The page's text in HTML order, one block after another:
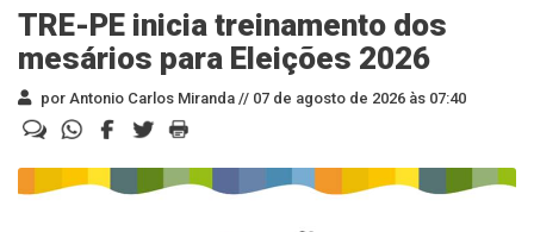
TRE-PE inicia treinamento dos
mesários para Eleições 2026
por Antonio Carlos Miranda // 07 de agosto de 2026 às 07:40